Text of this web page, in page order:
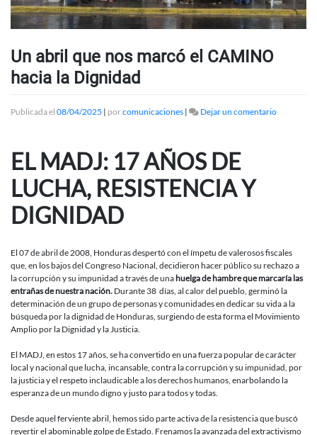
Un abril que nos marcó el CAMINO
hacia la Dignidad
Publicada el 08/04/2025 | porcomunicaciones | Dejar un comentarioen
EL MADJ: 17 AÑOS DE
LUCHA, RESISTENCIA Y
DIGNIDAD
El 07 de abril de 2008, Honduras despertó con el ímpetu de valerosos fiscales
que, en los bajos del Congreso Nacional, decidieron hacer público su rechazo a
la corrupción y su impunidad a través de unahuelga de hambre que marcaría las
entrañas de nuestra nación. Durante 38 días, al calor del pueblo, germinó la
determinación de un grupo de personas y comunidades en dedicar su vida a la
búsqueda por la dignidad de Honduras, surgiendo de esta forma el Movimiento
Amplio por la Dignidad y la Justicia.
El MADJ, en estos 17 años, se ha convertido en una fuerza popular de carácter
local y nacional que lucha, incansable, contra la corrupción y su impunidad, por
la justicia y el respeto inclaudicable a los derechos humanos, enarbolando la
esperanza de un mundo digno y justo para todos y todas.
Desde aquel ferviente abril, hemos sido parte activa de la resistencia que buscó
revertir el abominable golpe de Estado. Frenamos la avanzada del extractivismo